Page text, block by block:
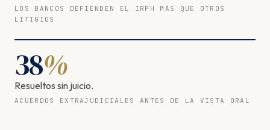
LOS BANCOS DEFIENDEN EL IRPH MÁS QUE OTROS
LITIGIOS
38%
Resueltos sin juicio.
ACUERDOS EXTRAJUDICIALES ANTES DE LA VISTA ORAL